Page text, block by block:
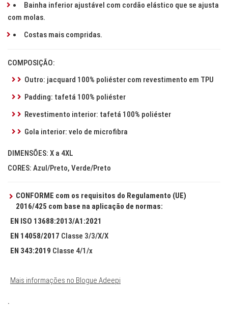
Bainha inferior ajustável com cordão elástico que se ajusta
com molas.
Costas mais compridas.
COMPOSIÇÃO:
Outro: jacquard 100% poliéster com revestimento em TPU
Padding: tafetá 100% poliéster
Revestimento interior: tafetá 100% poliéster
Gola interior: velo de microfibra
DIMENSÕES: X a 4XL
CORES: Azul/Preto, Verde/Preto
CONFORME com os requisitos do Regulamento (UE)
2016/425 com base na aplicação de normas:
EN ISO 13688:2013/A1:2021
EN 14058/2017 Classe 3/3/X/X
EN 343:2019 Classe 4/1/x
Mais informações no Blogue Adeepi
.